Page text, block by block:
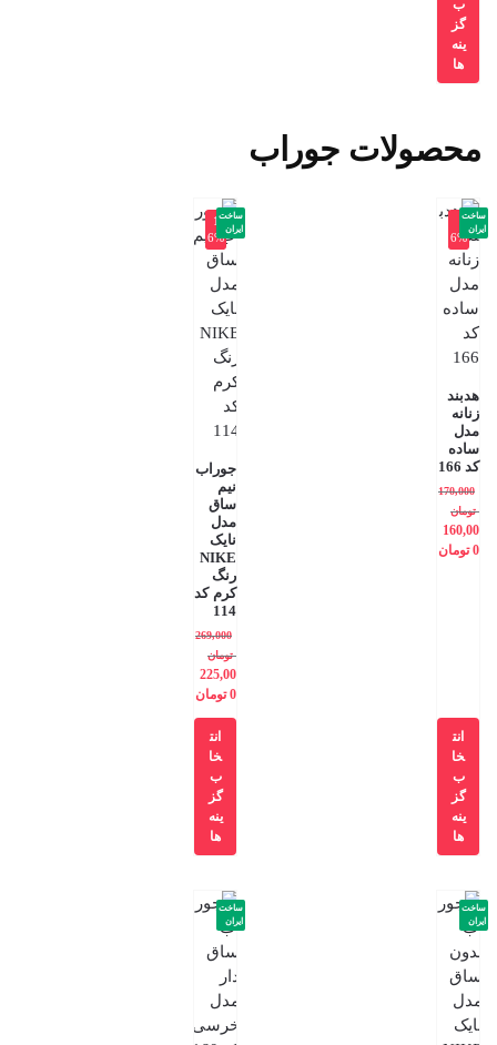
ب
گز
ینه
ها
محصولات جوراب
-
6%
هدبند
زنانه
مدل
ساده
کد 166
170,000
تومان
160,00
0 تومان
ساخت
ایران
انت
خا
ب
گز
ینه
ها
-1
6%
جوراب
نیم
ساق
مدل
نایک
NIKE
رنگ
کرم کد
114
269,000
تومان
225,00
0 تومان
ساخت
ایران
انت
خا
ب
گز
ینه
ها
ساخت
ایران
ساخت
ایران